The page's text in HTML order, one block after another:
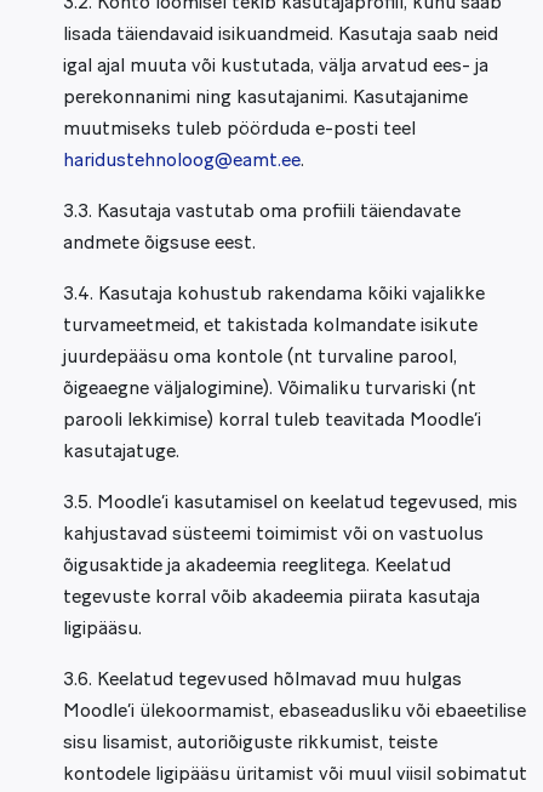
lisada täiendavaid isikuandmeid. Kasutaja saab neid
igal ajal muuta või kustutada, välja arvatud ees- ja
perekonnanimi ning kasutajanimi. Kasutajanime
muutmiseks tuleb pöörduda e-posti teel
haridustehnoloog@eamt.ee.
3.3. Kasutaja vastutab oma profiili täiendavate
andmete õigsuse eest.
3.4. Kasutaja kohustub rakendama kõiki vajalikke
turvameetmeid, et takistada kolmandate isikute
juurdepääsu oma kontole (nt turvaline parool,
õigeaegne väljalogimine). Võimaliku turvariski (nt
parooli lekkimise) korral tuleb teavitada Moodle’i
kasutajatuge.
3.5. Moodle’i kasutamisel on keelatud tegevused, mis
kahjustavad süsteemi toimimist või on vastuolus
õigusaktide ja akadeemia reeglitega. Keelatud
tegevuste korral võib akadeemia piirata kasutaja
ligipääsu.
3.6. Keelatud tegevused hõlmavad muu hulgas
Moodle’i ülekoormamist, ebaseadusliku või ebaeetilise
sisu lisamist, autoriõiguste rikkumist, teiste
kontodele ligipääsu üritamist või muul viisil sobimatut